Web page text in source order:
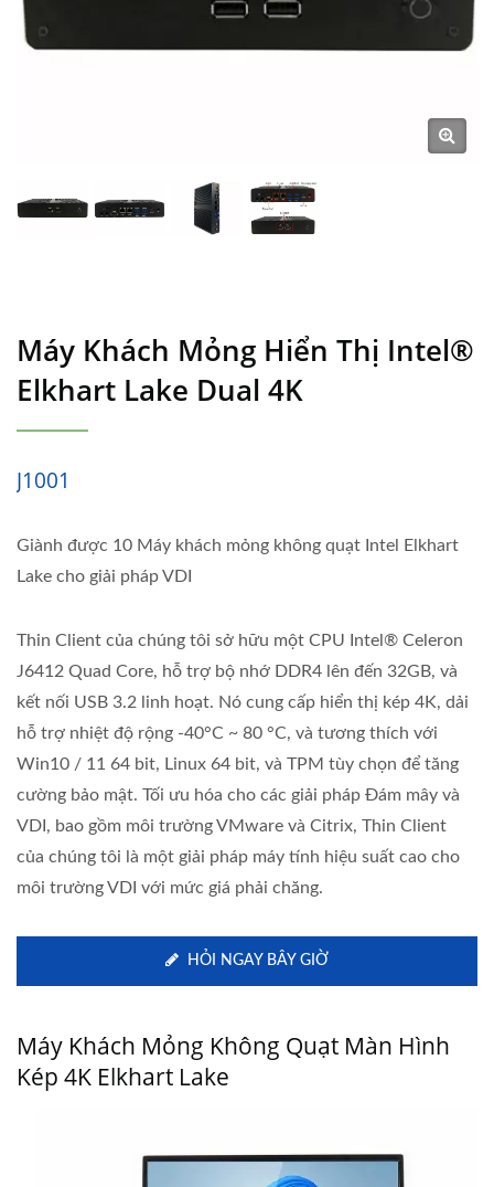
Máy Khách Mỏng Hiển Thị Intel®
Elkhart Lake Dual 4K
J1001
Giành được 10 Máy khách mỏng không quạt Intel Elkhart
Lake cho giải pháp VDI
Thin Client của chúng tôi sở hữu một CPU Intel® Celeron
J6412 Quad Core, hỗ trợ bộ nhớ DDR4 lên đến 32GB, và
kết nối USB 3.2 linh hoạt. Nó cung cấp hiển thị kép 4K, dải
hỗ trợ nhiệt độ rộng -40°C ~ 80 °C, và tương thích với
Win10 / 11 64 bit, Linux 64 bit, và TPM tùy chọn để tăng
cường bảo mật. Tối ưu hóa cho các giải pháp Đám mây và
VDI, bao gồm môi trường VMware và Citrix, Thin Client
của chúng tôi là một giải pháp máy tính hiệu suất cao cho
môi trường VDI với mức giá phải chăng.
HỎI NGAY BÂY GIỜ
Máy Khách Mỏng Không Quạt Màn Hình
Kép 4K Elkhart Lake